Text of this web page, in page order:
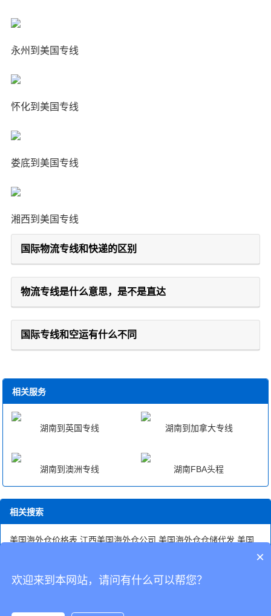
永州到美国专线
怀化到美国专线
娄底到美国专线
湘西到美国专线
国际物流专线和快递的区别
物流专线是什么意思，是不是直达
国际专线和空运有什么不同
相关服务
湖南到英国专线 湖南到加拿大专线
湖南到澳洲专线 湖南FBA头程
相关搜索
美国海外仓价格表 江西美国海外仓公司 美国海外仓仓储代发 美国
DHL美国
运公司
×
欢迎来到本网站，请问有什么可以帮您？